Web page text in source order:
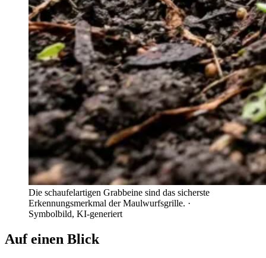
Die schaufelartigen Grabbeine sind das sicherste
Erkennungsmerkmal der Maulwurfsgrille. ·
Symbolbild, KI-generiert
Auf einen Blick